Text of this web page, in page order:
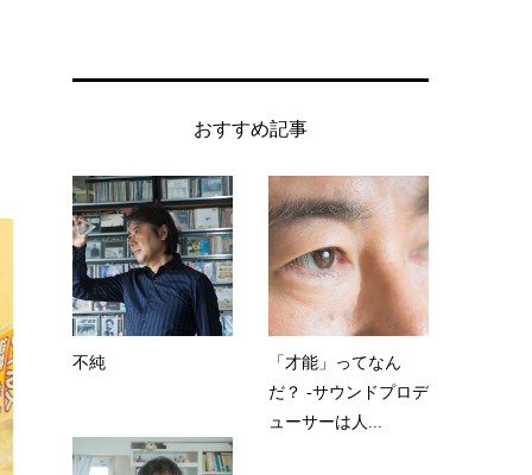
おすすめ記事
不純
「才能」ってなん
だ？ -サウンドプロデ
ューサーは人...